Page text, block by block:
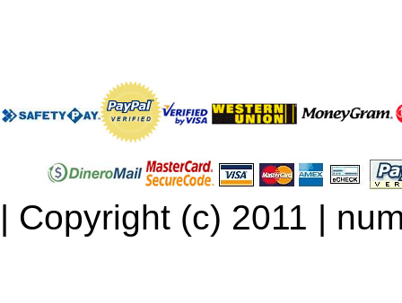
| Copyright (c) 2011 |